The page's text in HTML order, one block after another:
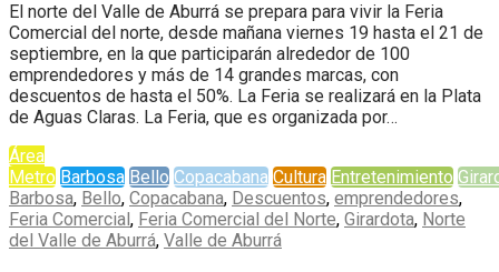
El norte del Valle de Aburrá se prepara para vivir la Feria
Comercial del norte, desde mañana viernes 19 hasta el 21 de
septiembre, en la que participarán alrededor de 100
emprendedores y más de 14 grandes marcas, con
descuentos de hasta el 50%. La Feria se realizará en la Plata
de Aguas Claras. La Feria, que es organizada por…
Área
Metro Barbosa Bello Copacabana Cultura Entretenimiento
Barbosa, Bello, Copacabana, Descuentos, emprendedores,
Feria Comercial , Feria Comercial del Norte, Girardota, Norte
del Valle de Aburrá, Valle de Aburrá